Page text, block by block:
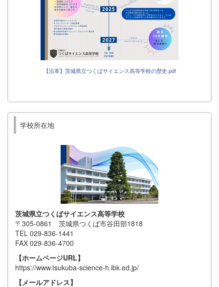
【沿革】茨城県立つくばサイエンス高等学校の歴史.pdf
学校所在地
茨城県立つくばサイエンス高等学校
〒305-0861 茨城県つくば市谷田部1818
TEL 029-836-1441
FAX 029-836-4700
【ホームページURL】
https://www.tsukuba-science-h.ibk.ed.jp/
【メールアドレス】